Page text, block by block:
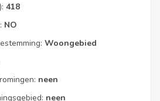
418
NO
Woongebied
neen
neen